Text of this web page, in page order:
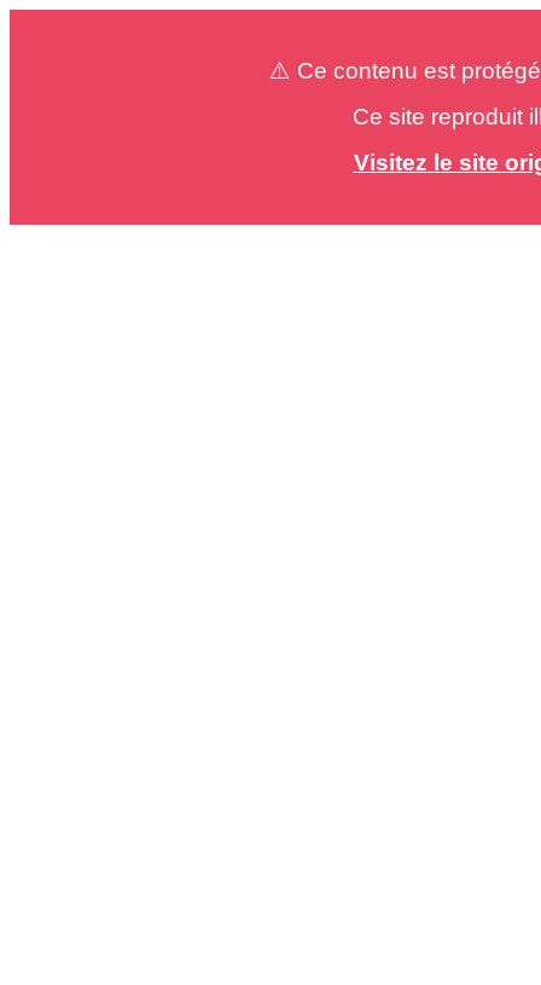
⚠️ Ce contenu est
Ce site reproduit
Visitez le site